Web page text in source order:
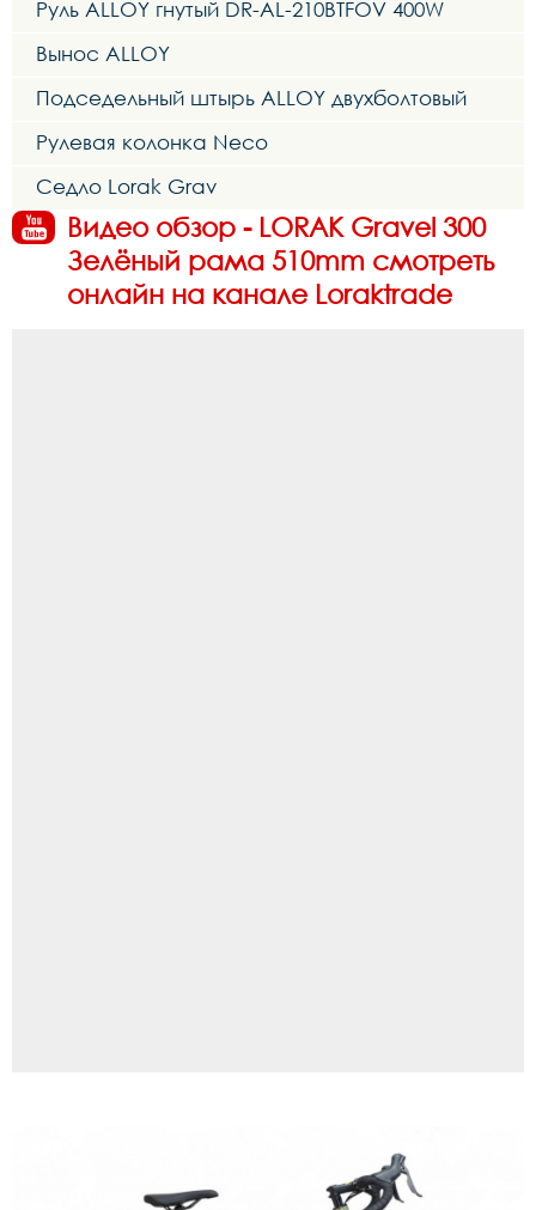
Руль ALLOY гнутый DR-AL-210BTFOV 400W
Вынос ALLOY
Подседельный штырь ALLOY двухболтовый
Рулевая колонка Neco
Седло Lorak Grav
Видео обзор - LORAK Gravel 300
Зелёный рама 510mm смотреть
онлайн на канале Loraktrade